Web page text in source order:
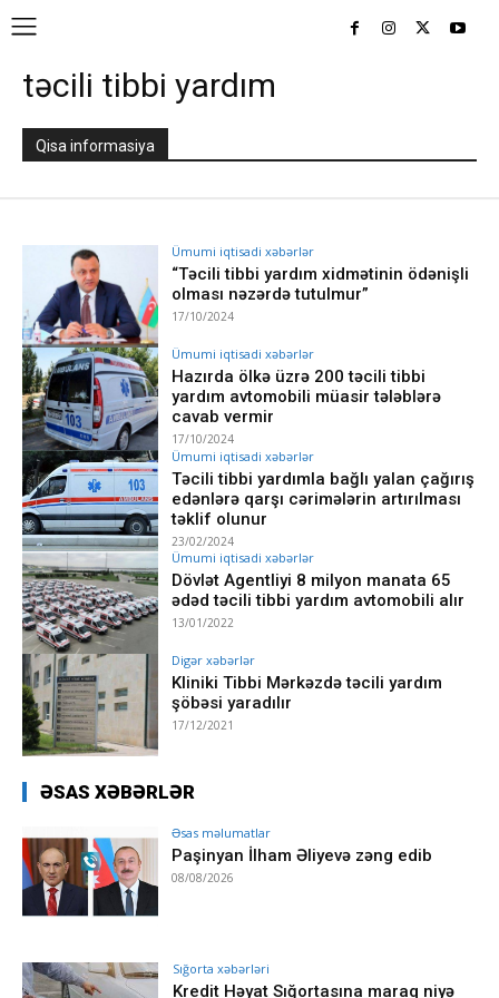
təcili tibbi yardım
Qisa informasiya
Ümumi iqtisadi xəbərlər
“Təcili tibbi yardım xidmətinin ödənişli
olması nəzərdə tutulmur”
17/10/2024
Ümumi iqtisadi xəbərlər
Hazırda ölkə üzrə 200 təcili tibbi
yardım avtomobili müasir tələblərə
cavab vermir
17/10/2024
Ümumi iqtisadi xəbərlər
Təcili tibbi yardımla bağlı yalan çağırış
edənlərə qarşı cərimələrin artırılması
təklif olunur
23/02/2024
Ümumi iqtisadi xəbərlər
Dövlət Agentliyi 8 milyon manata 65
ədəd təcili tibbi yardım avtomobili alır
13/01/2022
Digər xəbərlər
Kliniki Tibbi Mərkəzdə təcili yardım
şöbəsi yaradılır
17/12/2021
ƏSAS XƏBƏRLƏR
Əsas məlumatlar
Paşinyan İlham Əliyevə zəng edib
08/08/2026
Sığorta xəbərləri
Kredit Həyat Sığortasına maraq niyə